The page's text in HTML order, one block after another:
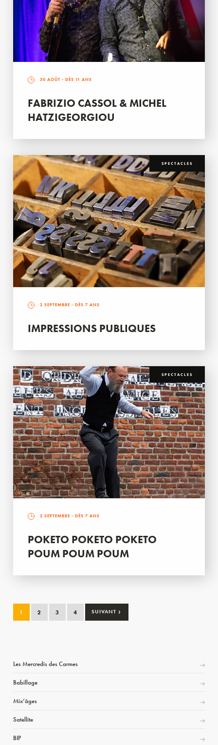
30 AOÛT - DÈS 11 ANS
FABRIZIO CASSOL & MICHEL
HATZIGEORGIOU
SPECTACLES
2 SEPTEMBRE - DÈS 7 ANS
IMPRESSIONS PUBLIQUES
SPECTACLES
2 SEPTEMBRE - DÈS 7 ANS
POKETO POKETO POKETO
POUM POUM POUM
1 2 3 4 SUIVANT ›
Les Mercredis des Carmes
Babillage
Mix’âges
Satellite
BIP